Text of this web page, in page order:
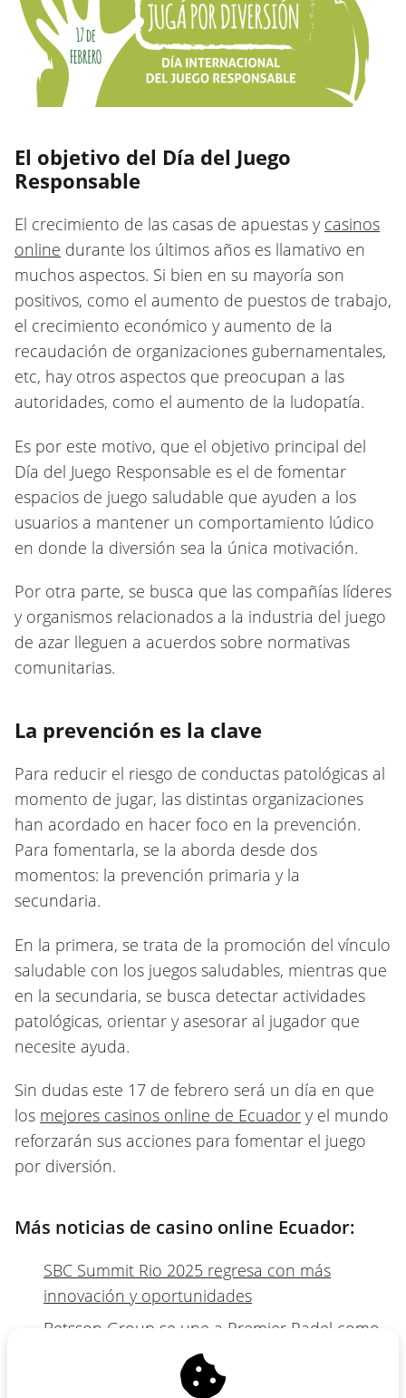
El objetivo del Día del Juego
Responsable
El crecimiento de las casas de apuestas y casinos
online durante los últimos años es llamativo en
muchos aspectos. Si bien en su mayoría son
positivos, como el aumento de puestos de trabajo,
el crecimiento económico y aumento de la
recaudación de organizaciones gubernamentales,
etc, hay otros aspectos que preocupan a las
autoridades, como el aumento de la ludopatía.
Es por este motivo, que el objetivo principal del
Día del Juego Responsable es el de fomentar
espacios de juego saludable que ayuden a los
usuarios a mantener un comportamiento lúdico
en donde la diversión sea la única motivación.
Por otra parte, se busca que las compañías líderes
y organismos relacionados a la industria del juego
de azar lleguen a acuerdos sobre normativas
comunitarias.
La prevención es la clave
Para reducir el riesgo de conductas patológicas al
momento de jugar, las distintas organizaciones
han acordado en hacer foco en la prevención.
Para fomentarla, se la aborda desde dos
momentos: la prevención primaria y la
secundaria.
En la primera, se trata de la promoción del vínculo
saludable con los juegos saludables, mientras que
en la secundaria, se busca detectar actividades
patológicas, orientar y asesorar al jugador que
necesite ayuda.
Sin dudas este 17 de febrero será un día en que
los mejores casinos online de Ecuador y el mundo
reforzarán sus acciones para fomentar el juego
por diversión.
Más noticias de casino online Ecuador:
SBC Summit Rio 2025 regresa con más
innovación y oportunidades
Betsson Group se une a Premier Padel como
socio global de apuestas
Ecuador pone en vigencia impuesto para